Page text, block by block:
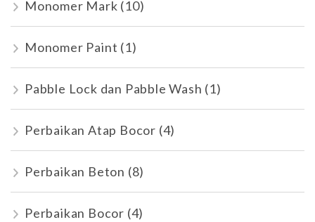
Monomer Mark (10)
Monomer Paint (1)
Pabble Lock dan Pabble Wash (1)
Perbaikan Atap Bocor (4)
Perbaikan Beton (8)
Perbaikan Bocor (4)